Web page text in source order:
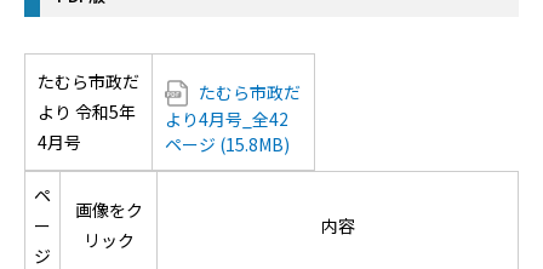
たむら市政だ
より 令和5年
4月号
たむら市政だ
より4月号_全42
ページ (15.8MB)
ペ
ー
ジ
画像をク
リック
内容